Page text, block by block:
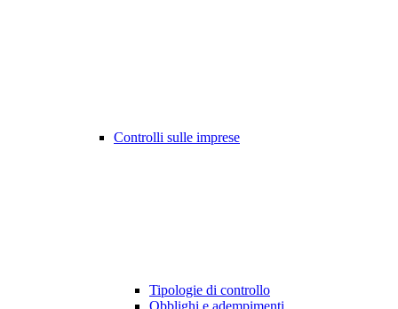
Controlli sulle imprese
Tipologie di controllo